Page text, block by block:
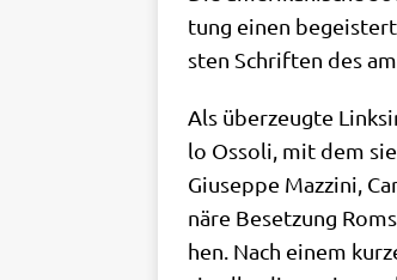
tung einen
sten Schrif­ten des
Als über­zeug­te
lo Osso­li, mit dem
Giu­sep­pe Mazzini,
nä­re Beset­zung
hen. Nach einem